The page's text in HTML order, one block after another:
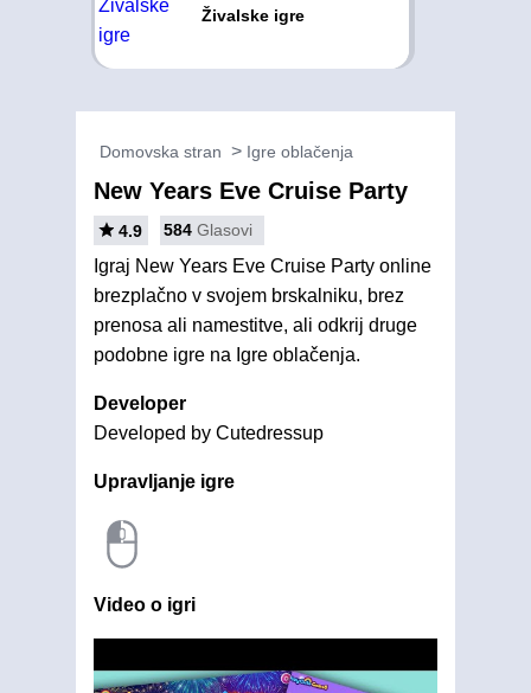
Živalske igre
Domovska stran Igre oblačenja
New Years Eve Cruise Party
4.9 584 Glasovi
Igraj New Years Eve Cruise Party online
brezplačno v svojem brskalniku, brez
prenosa ali namestitve, ali odkrij druge
podobne igre na Igre oblačenja.
Developer
Developed by Cutedressup
Upravljanje igre
Video o igri